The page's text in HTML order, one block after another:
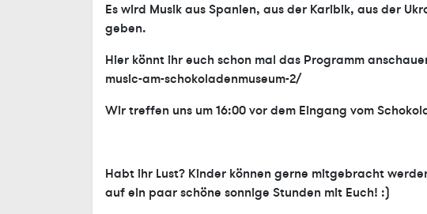
Es wird Musik aus Spanien, aus der Karibik, aus der
geben.
Hier könnt ihr euch schon mal das Programm
music-am-schokoladenmuseum-2/
Wir treffen uns um 16:00 vor dem Eingang vom
Habt ihr Lust? Kinder können gerne mitgebracht
auf ein paar schöne sonnige Stunden mit Euch! :)